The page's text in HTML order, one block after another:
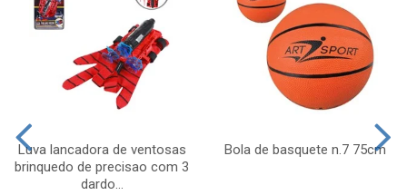
Luva lancadora de ventosas
brinquedo de precisao com 3
dardo...
Bola de basquete n.7 75cm